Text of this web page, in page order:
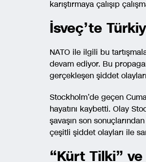
karıştırmaya çalışıp
İsveç’te
NATO ile ilgili bu
devam ediyor. Bu
gerçekleşen şiddet
Stockholm’de geçen
hayatını kaybetti. Olay
şavaşın son
çeşitli şiddet olayları ile
“Kürt Tilki” ve